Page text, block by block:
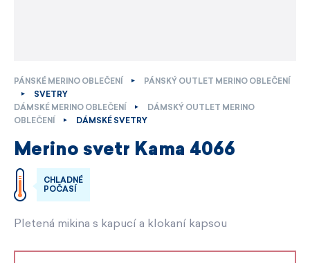
PÁNSKÉ MERINO OBLEČENÍ
PÁNSKÝ OUTLET MERINO OBLEČENÍ
SVETRY
DÁMSKÉ MERINO OBLEČENÍ
DÁMSKÝ OUTLET MERINO
OBLEČENÍ
DÁMSKÉ SVETRY
Merino svetr Kama 4066
CHLADNÉ
POČASÍ
Pletená mikina s kapucí a klokaní kapsou